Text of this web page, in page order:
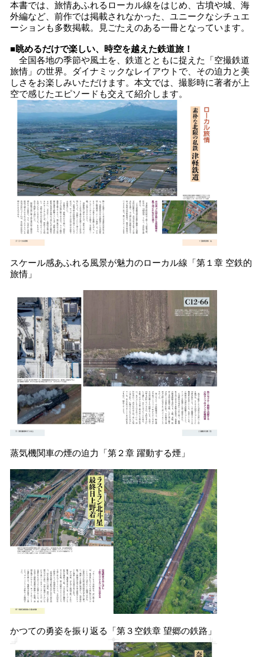
本書では、旅情あふれるローカル線をはじめ、古墳や城、海
外編など、前作では掲載されなかった、ユニークなシチュエ
ーションも多数掲載。見ごたえのある一冊となっています。
■眺めるだけで楽しい、時空を越えた鉄道旅！
全国各地の季節や風土を、鉄道とともに捉えた「空撮鉄道
旅情」の世界。ダイナミックなレイアウトで、その迫力と美
しさをお楽しみいただけます。本文では、撮影時に著者が上
空で感じたエピソードも交えて紹介します。
スケール感あふれる風景が魅力のローカル線「第１章 空鉄的
旅情」
​蒸気機関車の煙の迫力「第２章 躍動する煙」
かつての勇姿を振り返る「第３空鉄章 望郷の鉄路」